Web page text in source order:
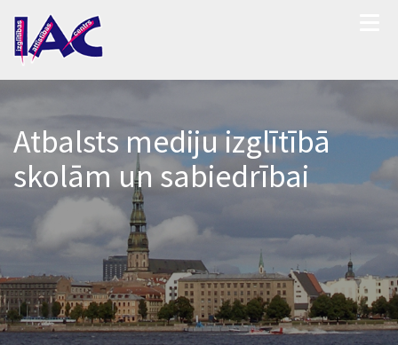
Atbalsts mediju izglītībā
skolām un sabiedrībai